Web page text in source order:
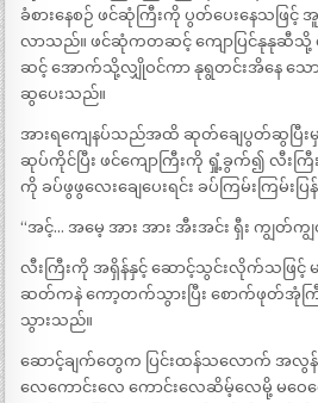
ခံစားနေစဉ် ဖင်ဆုံကြီးကို ပွတ်ပေးနေသဖ
လာသည်။ ဖင်ဆုံကတဆင့် ကျောပြင်နုနုဆီသို့
ဆင့် အောက်သို့လျှိုဝင်ကာ နုရွတင်းအိနေ သေ
ဆွပေးသည်။
အားရကျေနပ်သည်အထိ ဆုတ်ချေပွတ်ဆွပြီး
ဆုပ်ကိုင်ပြီး ဖင်ကျောကြီးကို ရှုံ့ခွက်၍ လီးက
ကို ခပ်ဖွဖွလေးချေပေးရင်း ခပ်ကြမ်းကြမ်းပ
“အင့်… အမေ့ အား အား အီးအင်း ရှီး ကျွတ်က
လီးကြီးကို အရှိန်နှင့် ဆောင့်သွင်းလိုက်သဖြင့်
ဆတ်ကနဲ ကော့တက်သွားပြီး စောက်ဖုတ်အုံက
သွားသည်။
ဆောင့်ချက်တွေက ပြင်းထန်သလောက် အလွန်
လေကောင်းလေ ကောင်းလေဆိမ့်လေမို့ မဝေဝ